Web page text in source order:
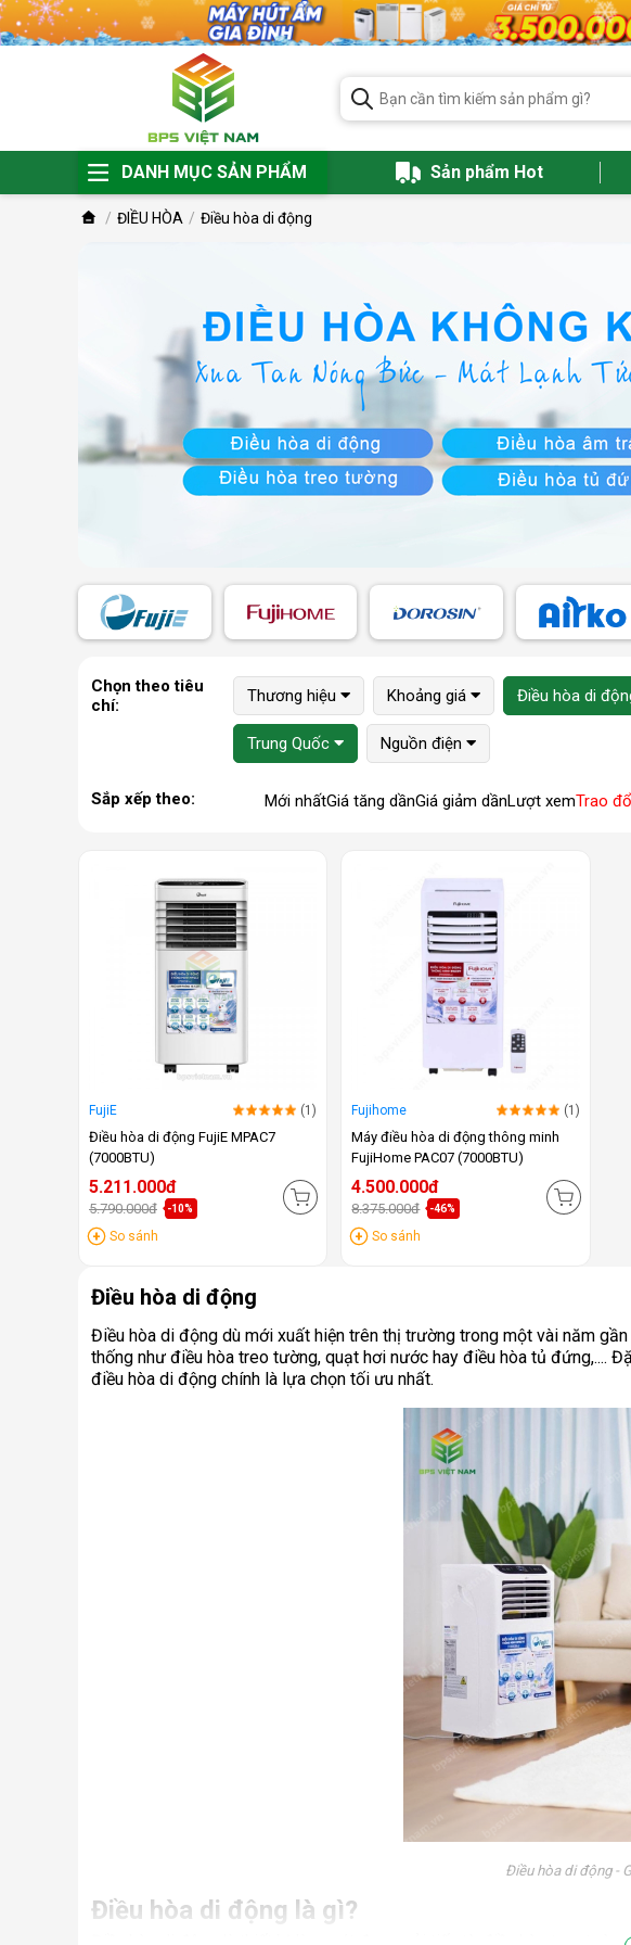
DANH MỤC SẢN PHẨM Sản phẩm Hot
ĐIỀU HÒA Điều hòa di động
Chọn theo tiêu
chí:
Thương hiệu Khoảng giá Điều hòa di
Trung Quốc Nguồn điện
Sắp xếp theo: Mới nhấtGiá tăng dầnGiá giảm dầnLượt xemTrao
FujiE (1)
Điều hòa di động FujiE MPAC7
(7000BTU)
5.211.000đ
5.790.000đ -10%
So sánh
Fujihome (1)
Máy điều hòa di động thông minh
FujiHome PAC07 (7000BTU)
4.500.000đ
8.375.000đ -46%
So sánh
Điều hòa di động
Điều hòa di động dù mới xuất hiện trên thị trường trong một vài năm
thống như điều hòa treo tường, quạt hơi nước hay điều hòa tủ đứng,....
điều hòa di động chính là lựa chọn tối ưu nhất.
Điều hòa di động -
Điều hòa di động là gì?